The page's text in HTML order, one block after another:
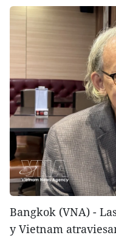
Bangkok (VNA) -
y Vietnam